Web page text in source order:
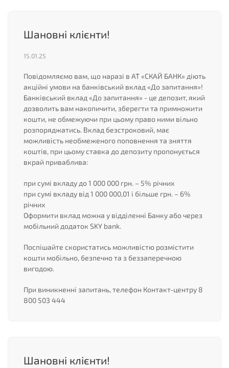
Шановні клієнти!
15.01.25
Повідомляємо вам, що наразі в АТ «СКАЙ БАНК» діють
акційні умови на банківський вклад «До запитання»!
Банківський вклад «До запитання» - це депозит, який
дозволить вам накопичити, зберегти та примножити
кошти, не обмежуючи при цьому право ними вільно
розпоряджатись. Вклад безстроковий, має
можливість необмеженого поповнення та зняття
коштів, при цьому ставка до депозиту пропонується
вкрай приваблива:
при сумі вкладу до 1 000 000 грн. – 5% річних
при сумі вкладу від 1 000 000,01 і більше грн. – 6%
річних
Оформити вклад можна у відділенні Банку або через
мобільний додаток SKY bank.
Поспішайте скористатись можливістю розмістити
кошти мобільно, безпечно та з беззаперечною
вигодою.
При виникненні запитань, телефон Контакт-центру 8
800 503 444
Шановні клієнти!